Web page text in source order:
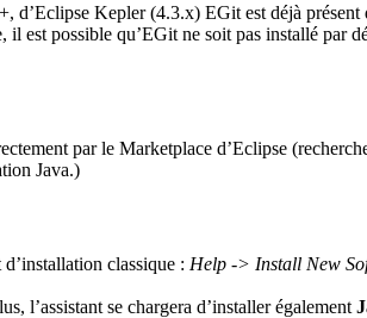
d’Eclipse Kepler (4.3.x) EGit est déjà
est possible qu’EGit ne soit pas installé par
par le Marketplace d’Eclipse
Java.)
classique : Help -> Install New
l’assistant se chargera d’installer également